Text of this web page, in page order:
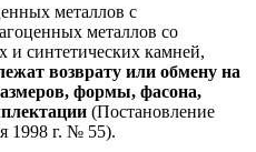
металлов с
металлов со
и синтетических камней,
возврату или обмену на
формы, фасона,
(Постановление
1998 г. № 55).